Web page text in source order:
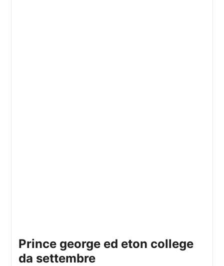
prince george ed eton college
da settembre